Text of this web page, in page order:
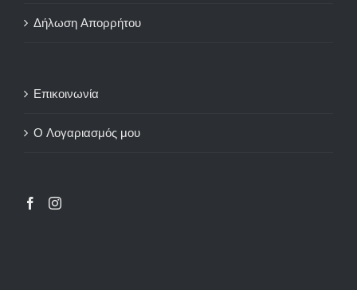
Δήλωση Απορρήτου
Επικοινωνία
Ο Λογαριασμός μου